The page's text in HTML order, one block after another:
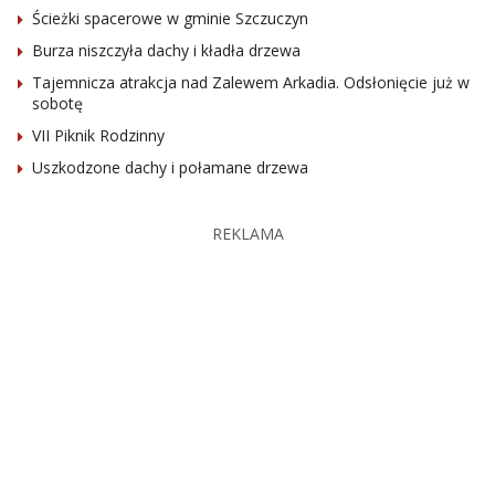
Ścieżki spacerowe w gminie Szczuczyn
Burza niszczyła dachy i kładła drzewa
Tajemnicza atrakcja nad Zalewem Arkadia. Odsłonięcie już w
sobotę
VII Piknik Rodzinny
Uszkodzone dachy i połamane drzewa
REKLAMA